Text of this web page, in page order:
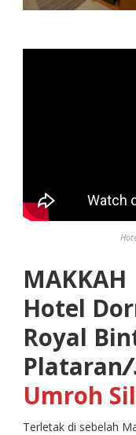
MAKKAH
Hotel
Royal
Plataran
Umroh
Terletak di sebelah